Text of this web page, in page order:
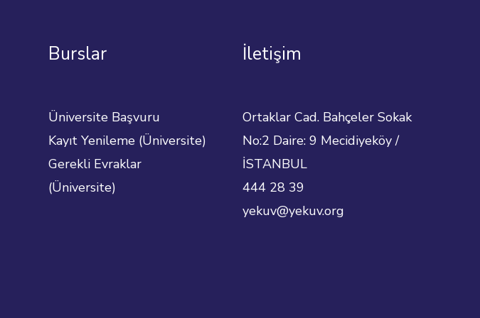
Burslar
Üniversite Başvuru
Kayıt Yenileme (Üniversite)
Gerekli Evraklar
(Üniversite)
İletişim
Ortaklar Cad. Bahçeler Sokak
No:2 Daire: 9 Mecidiyeköy /
İSTANBUL
444 28 39
yekuv@yekuv.org